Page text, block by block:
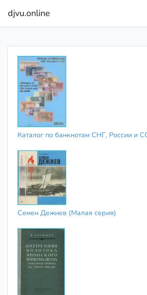
djvu.online
Каталог по банкнотам СНГ, России и
Семен Дежнев (Малая серия)